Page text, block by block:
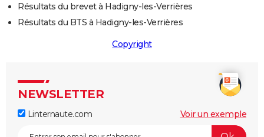
Résultats du brevet à Hadigny-les-Verrières
Résultats du BTS à Hadigny-les-Verrières
Copyright
NEWSLETTER
Linternaute.com Voir un exemple